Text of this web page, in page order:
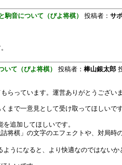
駒音について（ぴよ将棋） 投稿者： サ
いて（ぴよ将棋） 投稿者： 棒山銀太郎
らっています。運営ありがとうござい
まで一意見として受け取ってほしいで
追加してほしいです。
将棋」の文字のエフェクトや、対局時
ようになると、より快適なのではないか